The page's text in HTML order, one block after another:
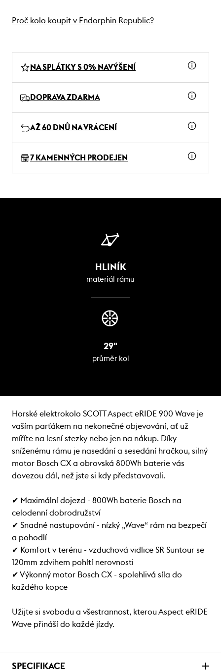
Proč kolo koupit v Endorphin Republic?
NA SPLÁTKY S 0% NAVÝŠENÍ
DOPRAVA ZDARMA
AŽ 60 DNŮ NA VRÁCENÍ
7 KAMENNÝCH PRODEJEN
HLINÍK
materiál rámu
29"
průměr kol
Horské elektrokolo SCOTT Aspect eRIDE 900 Wave je
vaším parťákem na nekonečné objevování, ať už
míříte na lesní stezky nebo jen na nákup. Díky
sníženému rámu je nasedání a sesedání hračkou, silný
motor Bosch CX a obrovská 800Wh baterie vás
dovezou dál, než jste si kdy představovali.
✔ Maximální dojezd - 800Wh baterie Bosch na
celodenní dobrodružství
✔ Snadné nastupování - nízký „Wave“ rám na bezpečí
a pohodlí
✔ Komfort v terénu - vzduchová vidlice SR Suntour se
120mm zdvihem pohltí nerovnosti
✔ Výkonný motor Bosch CX - spolehlivá síla do
každého kopce
Užijte si svobodu a všestrannost, kterou Aspect eRIDE
Wave přináší do každé jízdy.
SPECIFIKACE